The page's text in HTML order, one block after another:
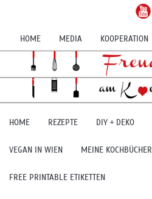
HOME MEDIA KOOPERATION
HOME REZEPTE DIY + DEKO
VEGAN IN WIEN MEINE KOCHBÜCHER
FREE PRINTABLE ETIKETTEN